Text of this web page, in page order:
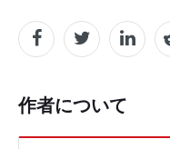
作者について